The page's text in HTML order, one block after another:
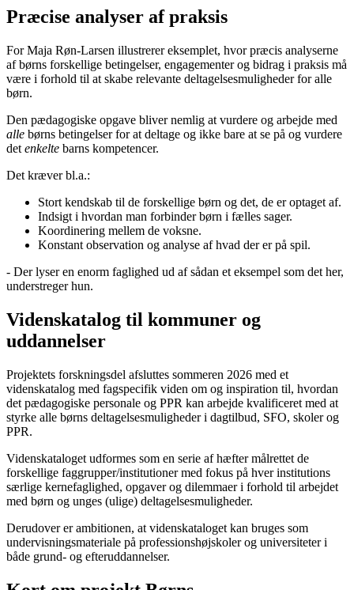
Præcise analyser af praksis
For Maja Røn-Larsen illustrerer eksemplet, hvor præcis analyserne
af børns forskellige betingelser, engagementer og bidrag i praksis må
være i forhold til at skabe relevante deltagelsesmuligheder for alle
børn.
Den pædagogiske opgave bliver nemlig at vurdere og arbejde med
alle børns betingelser for at deltage og ikke bare at se på og vurdere
det enkelte barns kompetencer.
Det kræver bl.a.:
Stort kendskab til de forskellige børn og det, de er optaget af.
Indsigt i hvordan man forbinder børn i fælles sager.
Koordinering mellem de voksne.
Konstant observation og analyse af hvad der er på spil.
- Der lyser en enorm faglighed ud af sådan et eksempel som det her,
understreger hun.
Videnskatalog til kommuner og
uddannelser
Projektets forskningsdel afsluttes sommeren 2026 med et
videnskatalog med fagspecifik viden om og inspiration til, hvordan
det pædagogiske personale og PPR kan arbejde kvalificeret med at
styrke alle børns deltagelsesmuligheder i dagtilbud, SFO, skoler og
PPR.
Videnskataloget udformes som en serie af hæfter målrettet de
forskellige faggrupper/institutioner med fokus på hver institutions
særlige kernefaglighed, opgaver og dilemmaer i forhold til arbejdet
med børn og unges (ulige) deltagelsesmuligheder.
Derudover er ambitionen, at videnskataloget kan bruges som
undervisningsmateriale på professionshøjskoler og universiteter i
både grund- og efteruddannelser.